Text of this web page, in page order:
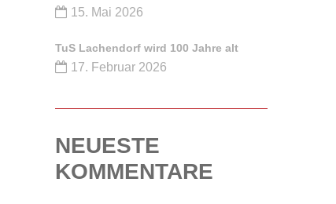
15. Mai 2026
TuS Lachendorf wird 100 Jahre alt
17. Februar 2026
NEUESTE
KOMMENTARE